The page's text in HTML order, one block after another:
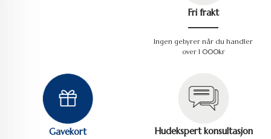
Fri frakt
Ingen gebyrer når du handler
over 1 000kr
Gavekort Hudekspert konsultasjon